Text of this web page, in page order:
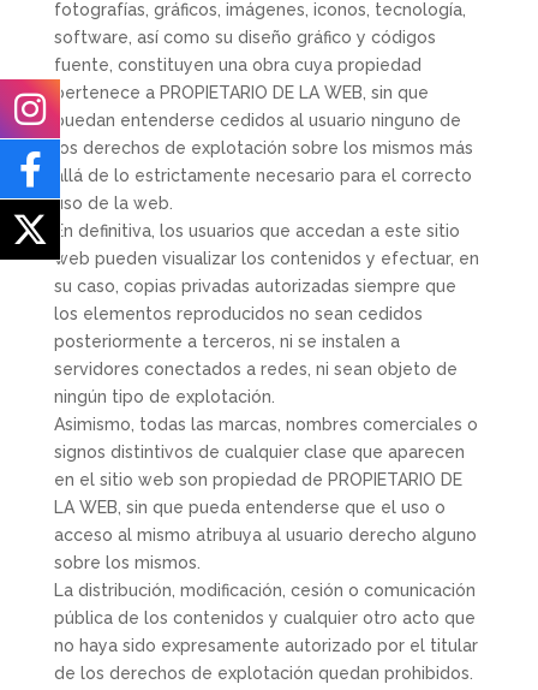
fotografías, gráficos, imágenes, iconos, tecnología,
software, así como su diseño gráfico y códigos
fuente, constituyen una obra cuya propiedad
pertenece a PROPIETARIO DE LA WEB, sin que
puedan entenderse cedidos al usuario ninguno de
los derechos de explotación sobre los mismos más
allá de lo estrictamente necesario para el correcto
uso de la web.
En definitiva, los usuarios que accedan a este sitio
web pueden visualizar los contenidos y efectuar, en
su caso, copias privadas autorizadas siempre que
los elementos reproducidos no sean cedidos
posteriormente a terceros, ni se instalen a
servidores conectados a redes, ni sean objeto de
ningún tipo de explotación.
Asimismo, todas las marcas, nombres comerciales o
signos distintivos de cualquier clase que aparecen
en el sitio web son propiedad de PROPIETARIO DE
LA WEB, sin que pueda entenderse que el uso o
acceso al mismo atribuya al usuario derecho alguno
sobre los mismos.
La distribución, modificación, cesión o comunicación
pública de los contenidos y cualquier otro acto que
no haya sido expresamente autorizado por el titular
de los derechos de explotación quedan prohibidos.